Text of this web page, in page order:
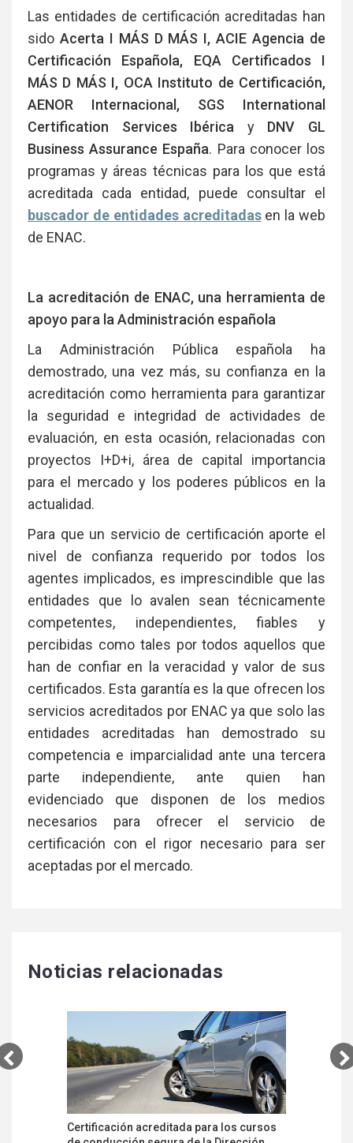
Las entidades de certificación acreditadas han
sido Acerta I MÁS D MÁS I, ACIE Agencia de
Certificación Española, EQA Certificados I
MÁS D MÁS I, OCA Instituto de Certificación,
AENOR Internacional, SGS International
Certification Services Ibérica y DNV GL
Business Assurance España. Para conocer los
programas y áreas técnicas para los que está
acreditada cada entidad, puede consultar el
buscador de entidades acreditadasen la web
de ENAC.
La acreditación de ENAC, una herramienta de
apoyo para la Administración española
La Administración Pública española ha
demostrado, una vez más, su confianza en la
acreditación como herramienta para garantizar
la seguridad e integridad de actividades de
evaluación, en esta ocasión, relacionadas con
proyectos I+D+i, área de capital importancia
para el mercado y los poderes públicos en la
actualidad.
Para que un servicio de certificación aporte el
nivel de confianza requerido por todos los
agentes implicados, es imprescindible que las
entidades que lo avalen sean técnicamente
competentes, independientes, fiables y
percibidas como tales por todos aquellos que
han de confiar en la veracidad y valor de sus
certificados. Esta garantía es la que ofrecen los
servicios acreditados por ENAC ya que solo las
entidades acreditadas han demostrado su
competencia e imparcialidad ante una tercera
parte independiente, ante quien han
evidenciado que disponen de los medios
necesarios para ofrecer el servicio de
certificación con el rigor necesario para ser
aceptadas por el mercado.
Noticias relacionadas
Certificación acreditada para los cursos